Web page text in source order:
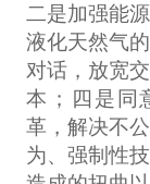
二是加强能
液化天然气
对话，放宽
本；四是同
革，解决不
为、强制性